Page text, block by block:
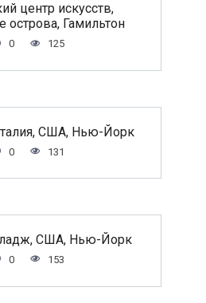
центр искусств,
острова, Гамильтон
0 125
США, Нью-Йорк
0 131
США, Нью-Йорк
0 153